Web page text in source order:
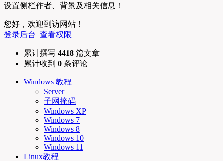
设置侧栏作者、背景及相关信息！
您好，欢迎到访网站！
登录后台 查看权限
累计撰写 4418 篇文章
累计收到 0 条评论
Windows 教程
Server
子网掩码
Windows XP
Windows 7
Windows 8
Windows 10
Windows 11
Linux教程